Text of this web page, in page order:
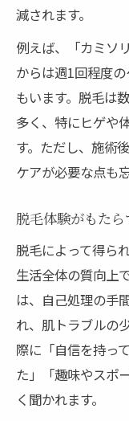
減されます。
例えば、「カミソ
からは週1回程度
もいます。脱毛は
多く、特にヒゲや
す。ただし、施術
ケアが必要な点も
脱毛体験がもた
脱毛によって得ら
生活全体の質向上
は、自己処理の手
れ、肌トラブルの
際に「自信を持っ
た」「趣味やスポ
く聞かれます。